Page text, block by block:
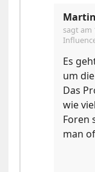
Martin
sagt am
Es
um
Das
wie
Foren
man